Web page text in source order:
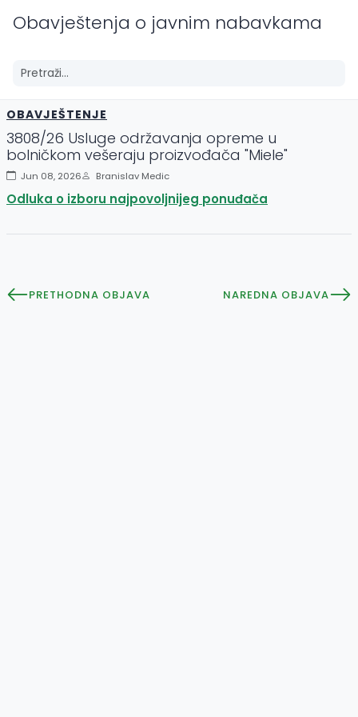
Obavještenja o javnim nabavkama
OBAVJEŠTENJE
3808/26 Usluge održavanja opreme u
bolničkom vešeraju proizvođača "Miele"
Jun 08, 2026 Branislav Medic
Odluka o izboru najpovoljnijeg ponuđača
PRETHODNA OBJAVA NAREDNA OBJAVA